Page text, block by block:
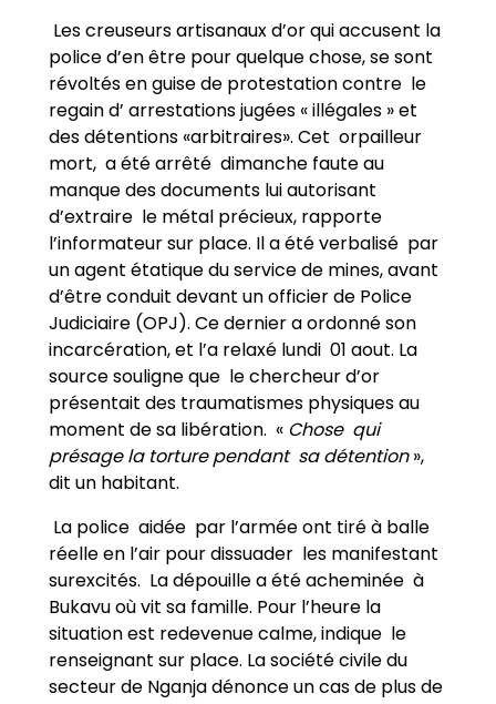
Les creuseurs artisanaux d’or qui accusent la
police d’en être pour quelque chose, se sont
révoltés en guise de protestation contre le
regain d’ arrestations jugées « illégales » et
des détentions «arbitraires». Cet orpailleur
mort, a été arrêté dimanche faute au
manque des documents lui autorisant
d’extraire le métal précieux, rapporte
l’informateur sur place. Il a été verbalisé par
un agent étatique du service de mines, avant
d’être conduit devant un officier de Police
Judiciaire (OPJ). Ce dernier a ordonné son
incarcération, et l’a relaxé lundi 01 aout. La
source souligne que le chercheur d’or
présentait des traumatismes physiques au
moment de sa libération. « Chose qui
présage la torture pendant sa détention»,
dit un habitant.
La police aidée par l’armée ont tiré à balle
réelle en l’air pour dissuader les manifestant
surexcités. La dépouille a été acheminée à
Bukavu où vit sa famille. Pour l’heure la
situation est redevenue calme, indique le
renseignant sur place. La société civile du
secteur de Nganja dénonce un cas de plus de